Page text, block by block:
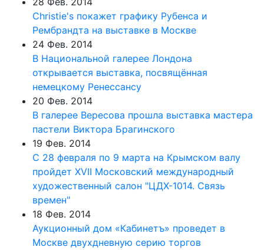
Christie's покажет графику Рубенса и
Рембрандта на выставке в Москве
24 Фев. 2014
В Национальной галерее Лондона
открывается выставка, посвящённая
немецкому Ренессансу
20 Фев. 2014
В галерее Вересова прошла выставка мастера
пастели Виктора Брагинского
19 Фев. 2014
С 28 февраля по 9 марта на Крымском валу
пройдет XVII Московский международный
художественный салон "ЦДХ-1014. Связь
времен"
18 Фев. 2014
Аукционный дом «Кабинетъ» проведет в
Москве двухдневную серию торгов